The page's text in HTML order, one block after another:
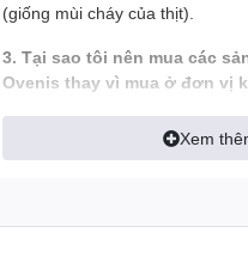
(giống mùi cháy của thịt).
3. Tại sao tôi nên mua các
Ovenis thay vì mua ở đơn vị
- Tất cả hình ảnh đều được
để khách có được cái nhìn
- Ship tới không mua không sao
Xem